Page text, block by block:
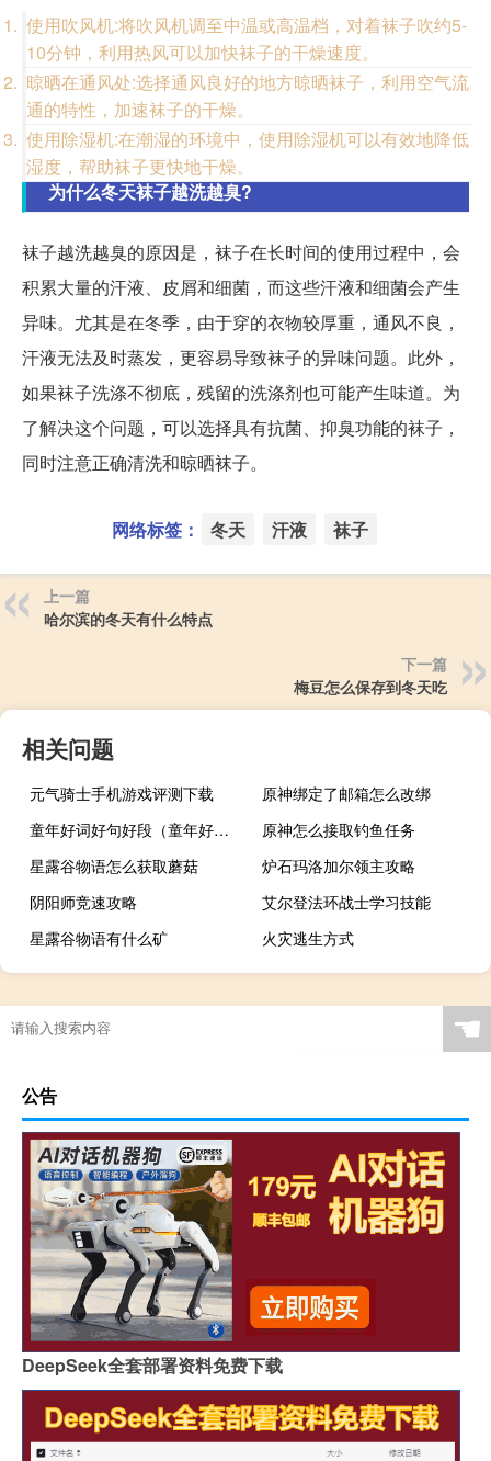
使用吹风机:将吹风机调至中温或高温档，对着袜子吹约5-
10分钟，利用热风可以加快袜子的干燥速度。
晾晒在通风处:选择通风良好的地方晾晒袜子，利用空气流
通的特性，加速袜子的干燥。
使用除湿机:在潮湿的环境中，使用除湿机可以有效地降低
湿度，帮助袜子更快地干燥。
为什么冬天袜子越洗越臭?
袜子越洗越臭的原因是，袜子在长时间的使用过程中，会
积累大量的汗液、皮屑和细菌，而这些汗液和细菌会产生
异味。尤其是在冬季，由于穿的衣物较厚重，通风不良，
汗液无法及时蒸发，更容易导致袜子的异味问题。此外，
如果袜子洗涤不彻底，残留的洗涤剂也可能产生味道。为
了解决这个问题，可以选择具有抗菌、抑臭功能的袜子，
同时注意正确清洗和晾晒袜子。
网络标签： 冬天 汗液 袜子
上一篇
哈尔滨的冬天有什么特点
下一篇
梅豆怎么保存到冬天吃
相关问题
元气骑士手机游戏评测下载
原神绑定了邮箱怎么改绑
童年好词好句好段（童年好词好句摘抄大全）
原神怎么接取钓鱼任务
星露谷物语怎么获取蘑菇
炉石玛洛加尔领主攻略
阴阳师竞速攻略
艾尔登法环战士学习技能
星露谷物语有什么矿
火灾逃生方式
☚
公告
DeepSeek全套部署资料免费下载